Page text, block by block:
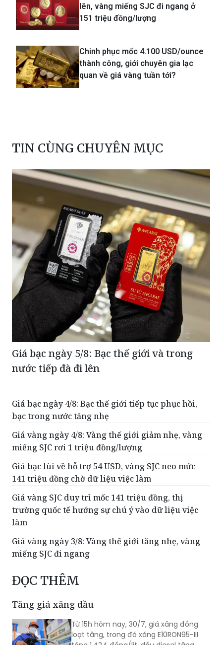
lên, vàng miếng SJC đi ngang ở
151 triệu đồng/lượng
Chinh phục mốc 4.100 USD/ounce
thành công, giới chuyên gia lạc
quan về giá vàng tuần tới?
TIN CÙNG CHUYÊN MỤC
Giá bạc ngày 5/8: Bạc thế giới và trong
nước tiếp đà đi lên
Giá bạc ngày 4/8: Bạc thế giới tiếp tục phục hồi,
bạc trong nước tăng nhẹ
Giá vàng ngày 4/8: Vàng thế giới giảm nhẹ, vàng
miếng SJC rơi 1 triệu đồng/lượng
Giá bạc lùi về hỗ trợ 54 USD, vàng SJC neo mức
141 triệu đồng chờ dữ liệu việc làm
Giá vàng SJC duy trì mốc 141 triệu đồng, thị
trường quốc tế hướng sự chú ý vào dữ liệu việc
làm
Giá vàng ngày 3/8: Vàng thế giới tăng nhẹ, vàng
miếng SJC đi ngang
ĐỌC THÊM
Tăng giá xăng dầu
Từ 15h hôm nay, 30/7, giá xăng đồng
loạt tăng, trong đó xăng E10RON95-III